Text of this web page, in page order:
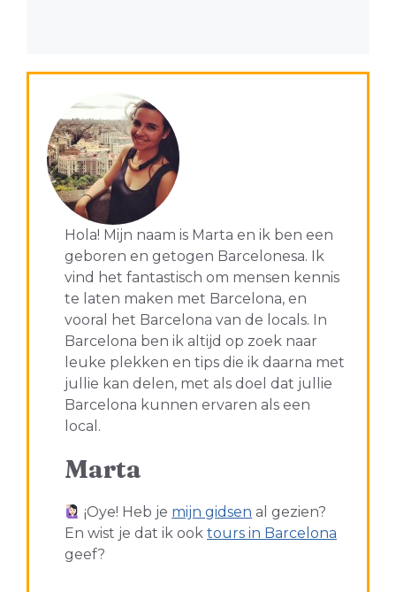
Hola! Mijn naam is Marta en ik ben een
geboren en getogen Barcelonesa. Ik
vind het fantastisch om mensen kennis
te laten maken met Barcelona, en
vooral het Barcelona van de locals. In
Barcelona ben ik altijd op zoek naar
leuke plekken en tips die ik daarna met
jullie kan delen, met als doel dat jullie
Barcelona kunnen ervaren als een
local.
Marta
¡Oye! Heb je mijn gidsen al gezien?
En wist je dat ik ook tours in Barcelona
geef?